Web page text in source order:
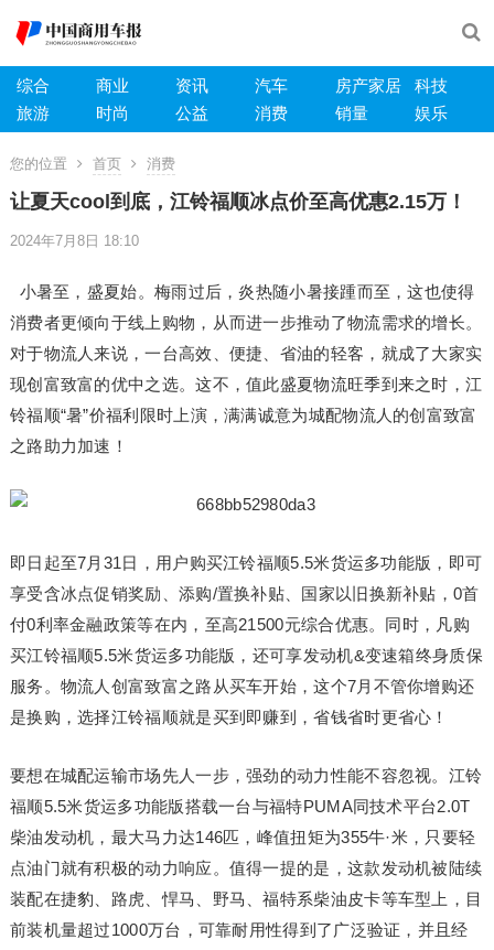
综合 商业 资讯 汽车 房产家居
科技
旅游
时尚 公益 消费 销量 娱乐
您的位置 首页 消费
让夏天cool到底，江铃福顺冰点价至高优惠2.15万！
2024年7月8日 18:10
小暑至，盛夏始。梅雨过后，炎热随小暑接踵而至，这也使得
消费者更倾向于线上购物，从而进一步推动了物流需求的增长。
对于物流人来说，一台高效、便捷、省油的轻客，就成了大家实
现创富致富的优中之选。这不，值此盛夏物流旺季到来之时，江
铃福顺“暑”价福利限时上演，满满诚意为城配物流人的创富致富
之路助力加速！
即日起至7月31日，用户购买江铃福顺5.5米货运多功能版，即可
享受含冰点促销奖励、添购/置换补贴、国家以旧换新补贴，0首
付0利率金融政策等在内，至高21500元综合优惠。同时，凡购
买江铃福顺5.5米货运多功能版，还可享发动机&变速箱终身质保
服务。物流人创富致富之路从买车开始，这个7月不管你增购还
是换购，选择江铃福顺就是买到即赚到，省钱省时更省心！
要想在城配运输市场先人一步，强劲的动力性能不容忽视。江铃
福顺5.5米货运多功能版搭载一台与福特PUMA同技术平台2.0T
柴油发动机，最大马力达146匹，峰值扭矩为355牛·米，只要轻
点油门就有积极的动力响应。值得一提的是，这款发动机被陆续
装配在捷豹、路虎、悍马、野马、福特系柴油皮卡等车型上，目
前装机量超过1000万台，可靠耐用性得到了广泛验证，并且经